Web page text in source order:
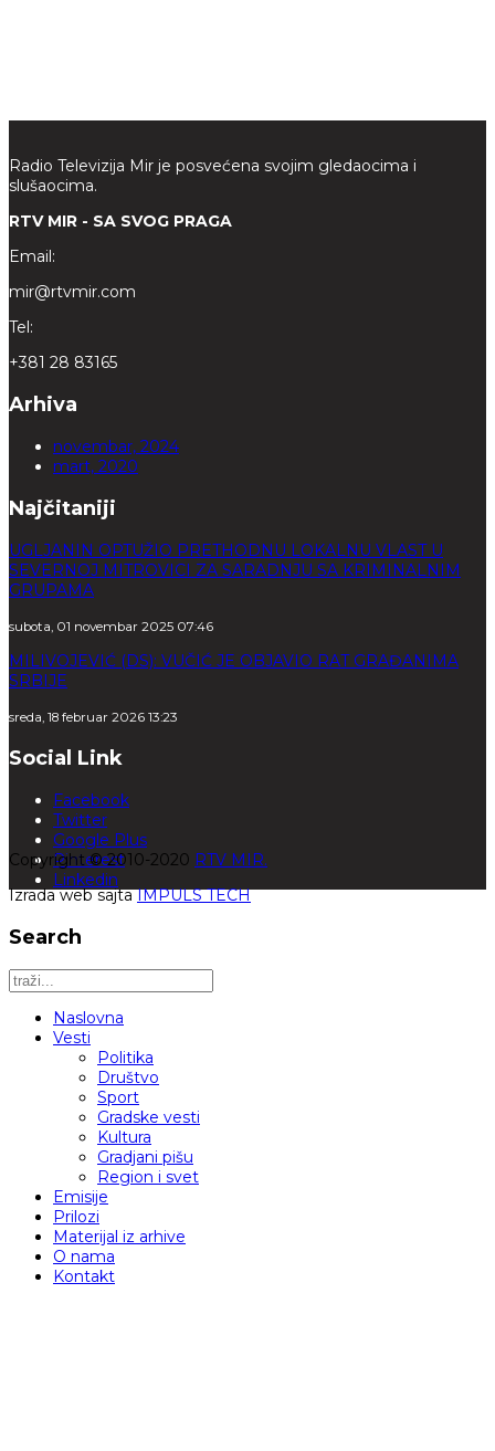
Radio Televizija Mir je posvećena svojim gledaocima i
slušaocima.
RTV MIR - SA SVOG PRAGA
Email:
mir@rtvmir.com
Tel:
+381 28 83165
Arhiva
novembar, 2024
mart, 2020
Najčitaniji
UGLJANIN OPTUŽIO PRETHODNU LOKALNU VLAST U
SEVERNOJ MITROVICI ZA SARADNJU SA KRIMINALNIM
GRUPAMA
subota, 01 novembar 2025 07:46
MILIVOJEVIĆ (DS): VUČIĆ JE OBJAVIO RAT GRAĐANIMA
SRBIJE
sreda, 18 februar 2026 13:23
Social Link
Facebook
Twitter
Google Plus
Pinterest
Linkedin
Copyright © 2010-2020 RTV MIR.
Izrada web sajtaIMPULS TECH
Search
Naslovna
Vesti
Politika
Društvo
Sport
Gradske vesti
Kultura
Gradjani pišu
Region i svet
Emisije
Prilozi
Materijal iz arhive
O nama
Kontakt